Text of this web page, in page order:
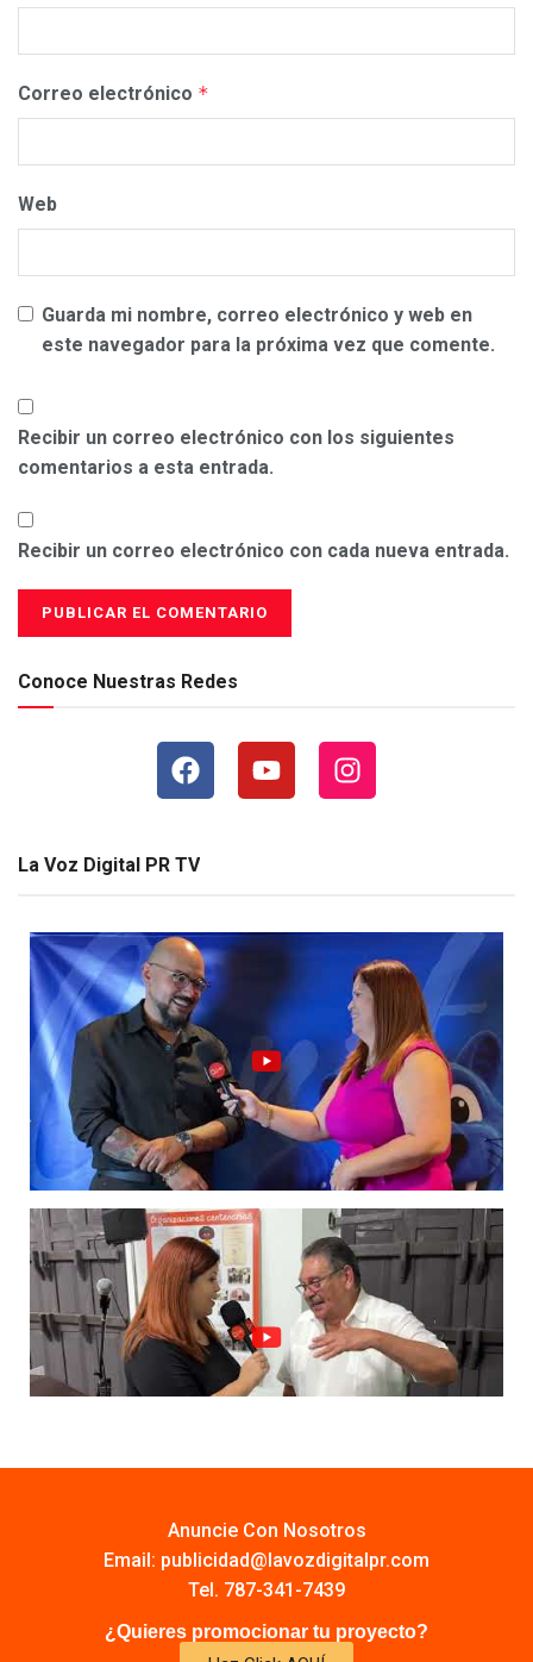
Correo electrónico *
Web
Guarda mi nombre, correo electrónico y web en
este navegador para la próxima vez que comente.
Recibir un correo electrónico con los siguientes
comentarios a esta entrada.
Recibir un correo electrónico con cada nueva entrada.
Conoce Nuestras Redes
La Voz Digital PR TV
Anuncie Con Nosotros
Email: publicidad@lavozdigitalpr.com
Tel. 787-341-7439
¿Quieres promocionar tu proyecto?